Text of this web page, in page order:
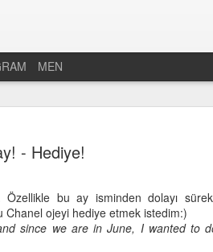
- Hediye!
bu ay isminden dolayı
Chanel ojeyi hediye etmek istedim:)
since we are in June, I wanted to
MEN
asla her şeyi biliyorum denilemeyecek
olan bir uzmanlık alanı. Biz tüketiciler için ise
bir de maruz kaldığımız bilgi kirliliği